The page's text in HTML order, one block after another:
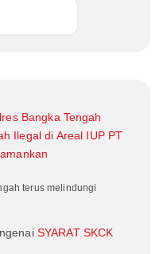
Bangka Tengah
Ilegal di Areal IUP PT
terus melindungi
SYARAT SKCK